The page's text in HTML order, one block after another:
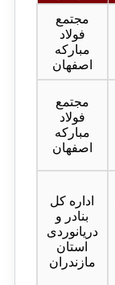
مجتمع
فولاد
مبارکه
اصفهان
مجتمع
فولاد
مبارکه
اصفهان
اداره کل
بنادر و
دریانوردی
استان
مازندران